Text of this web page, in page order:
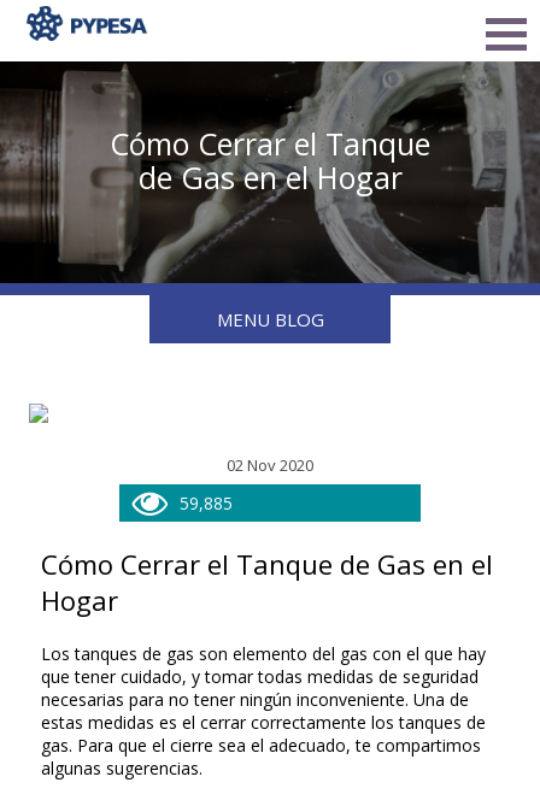
Cómo Cerrar el Tanque
de Gas en el Hogar
MENU BLOG
02 Nov 2020
59,885
Cómo Cerrar el Tanque de Gas en el
Hogar
Los tanques de gas son elemento del gas con el que hay
que tener cuidado, y tomar todas medidas de seguridad
necesarias para no tener ningún inconveniente. Una de
estas medidas es el cerrar correctamente los tanques de
gas. Para que el cierre sea el adecuado, te compartimos
algunas sugerencias.